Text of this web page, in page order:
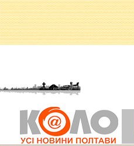
Головна » Театр Гоголя